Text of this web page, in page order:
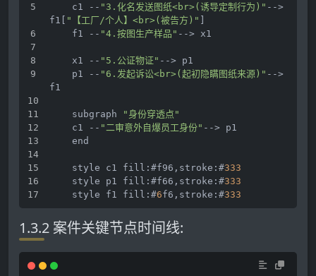
    c1 --
"3.化名发送图纸<br>(诱导定制行为)" - ->
f1[ "【工厂/个人】<br>(被告方)" ]
    f1 --
"4.按图生产样品" - -> x1
    x1 --
"5.公证物证" - -> p1
    p1 --
"6.发起诉讼<br>(起初隐瞒图纸来源)" - ->
f1
    subgraph
"身份穿透点"
    c1 --
"二审意外自爆员工身份" - -> p1
    end
    style c1 fill:#f96,stroke:#
333
    style p1 fill:#f66,stroke:#
333
    style f1 fill:#
6f6,stroke:#333
1.3.2 案件关键节点时间线: